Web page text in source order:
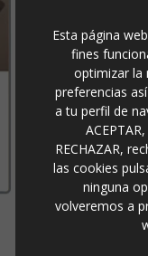
de garantía
-3% DE
transferencia bancaria
23971
Esta página
fines
optimizar la
preferencias
a tu perfil de
RECHAZAR,
las cookies
ninguna
volveremos a